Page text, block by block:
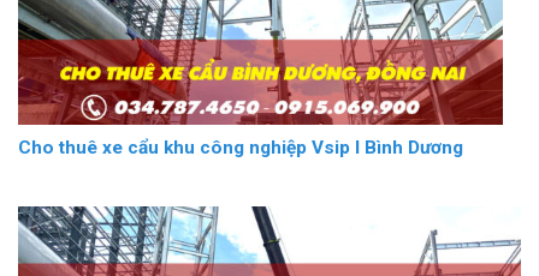
Cho thuê xe cẩu khu công nghiệp Vsip I Bình Dương